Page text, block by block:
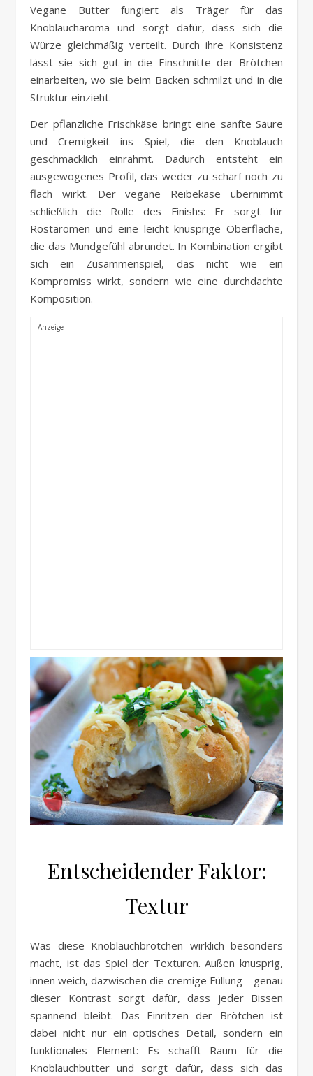
Vegane Butter fungiert als Träger für das
Knoblaucharoma und sorgt dafür, dass sich die
Würze gleichmäßig verteilt. Durch ihre Konsistenz
lässt sie sich gut in die Einschnitte der Brötchen
einarbeiten, wo sie beim Backen schmilzt und in die
Struktur einzieht.
Der pflanzliche Frischkäse bringt eine sanfte Säure
und Cremigkeit ins Spiel, die den Knoblauch
geschmacklich einrahmt. Dadurch entsteht ein
ausgewogenes Profil, das weder zu scharf noch zu
flach wirkt. Der vegane Reibekäse übernimmt
schließlich die Rolle des Finishs: Er sorgt für
Röstaromen und eine leicht knusprige Oberfläche,
die das Mundgefühl abrundet. In Kombination ergibt
sich ein Zusammenspiel, das nicht wie ein
Kompromiss wirkt, sondern wie eine durchdachte
Komposition.
Entscheidender Faktor:
Textur
Was diese Knoblauchbrötchen wirklich besonders
macht, ist das Spiel der Texturen. Außen knusprig,
innen weich, dazwischen die cremige Füllung – genau
dieser Kontrast sorgt dafür, dass jeder Bissen
spannend bleibt. Das Einritzen der Brötchen ist
dabei nicht nur ein optisches Detail, sondern ein
funktionales Element: Es schafft Raum für die
Knoblauchbutter und sorgt dafür, dass sich das